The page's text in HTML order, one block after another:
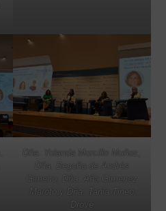
Dña. Yolanda Morcillo Muñoz,
Dña. Begoña de Andrés
Gimeno, Dña. Aña Gimenez
Maroto y Dña. Tania Tineo
Drove